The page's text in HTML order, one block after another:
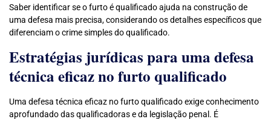
Saber identificar se o furto é qualificado ajuda na construção de
uma defesa mais precisa, considerando os detalhes específicos que
diferenciam o crime simples do qualificado.
Estratégias jurídicas para uma defesa
técnica eficaz no furto qualificado
Uma defesa técnica eficaz no furto qualificado exige conhecimento
aprofundado das qualificadoras e da legislação penal. É